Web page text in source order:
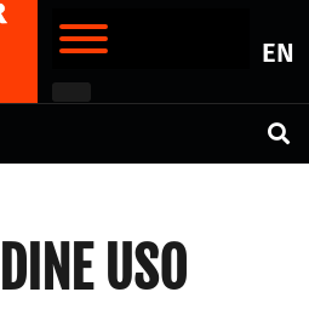
EN
USO